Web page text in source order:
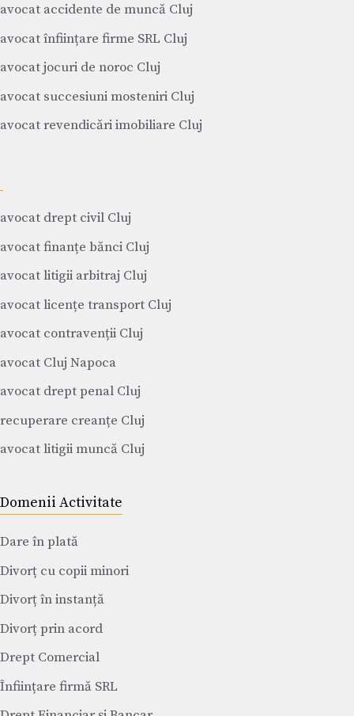
avocat accidente de muncă Cluj
avocat înființare firme SRL Cluj
avocat jocuri de noroc Cluj
avocat succesiuni mosteniri Cluj
avocat revendicări imobiliare Cluj
avocat drept civil Cluj
avocat finanțe bănci Cluj
avocat litigii arbitraj Cluj
avocat licențe transport Cluj
avocat contravenții Cluj
avocat Cluj Napoca
avocat drept penal Cluj
recuperare creanțe Cluj
avocat litigii muncă Cluj
Domenii Activitate
Dare în plată
Divorț cu copii minori
Divorț în instanță
Divorț prin acord
Drept Comercial
Înființare firmă SRL